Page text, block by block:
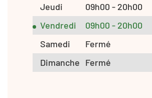
Jeudi
09h00 - 20h00
Vendredi
09h00 - 20h00
Samedi
Fermé
Dimanche Fermé